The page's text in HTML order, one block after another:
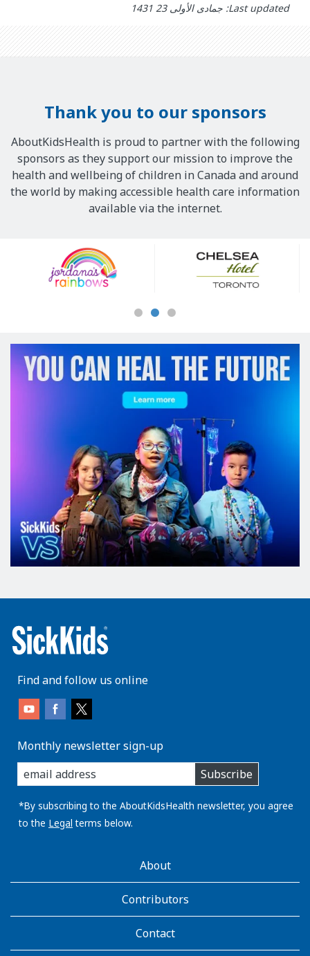
Last updated: جمادى الأولى 23 1431
Thank you to our sponsors
AboutKidsHealth is proud to partner with the following
sponsors as they support our mission to improve the
health and wellbeing of children in Canada and around
the world by making accessible health care information
available via the internet.
Sponsors
Find and follow us online
Monthly newsletter sign-up
enter
you
email
address:
Subscribe
*By subscribing to the AboutKidsHealth newsletter, you agree
to the Legal terms below.
AboutKidsHealthAbout
Contributors
Contact